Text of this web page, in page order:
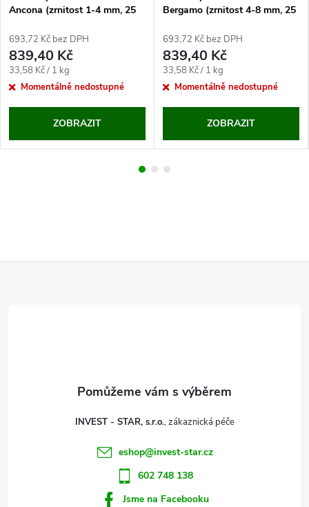
Ancona (zrnitost 1-4 mm, 25
693,72 Kč bez DPH
839,40 Kč
Měrná
cena:
33,58 Kč / 1 kg
Momentálně nedostupné
ZOBRAZIT
Bergamo (zrnitost 4-8 mm, 25
693,72 Kč bez DPH
839,40 Kč
Měrná
cena:
33,58 Kč / 1 kg
Momentálně nedostupné
ZOBRAZIT
INVEST - STAR, s.r.o.
eshop@invest-star.cz
602 748 138
Jsme na Facebooku